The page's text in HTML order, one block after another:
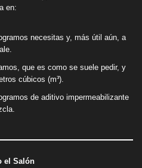
en:
necesitas y, más útil aún, a
que es como se suele pedir, y
cúbicos (m³).
de aditivo impermeabilizante
el Salón